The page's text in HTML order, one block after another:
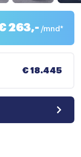
263,- /mnd*
€ 18.445